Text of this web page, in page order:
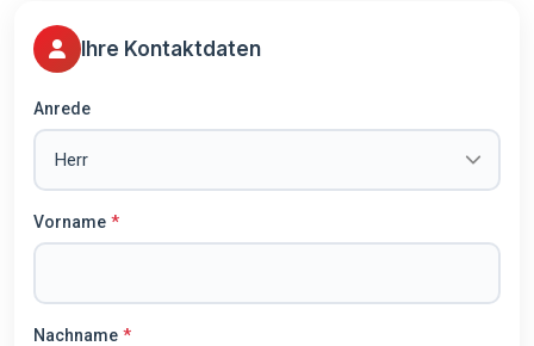
Ihre Kontaktdaten
Anrede
Vorname
Nachname